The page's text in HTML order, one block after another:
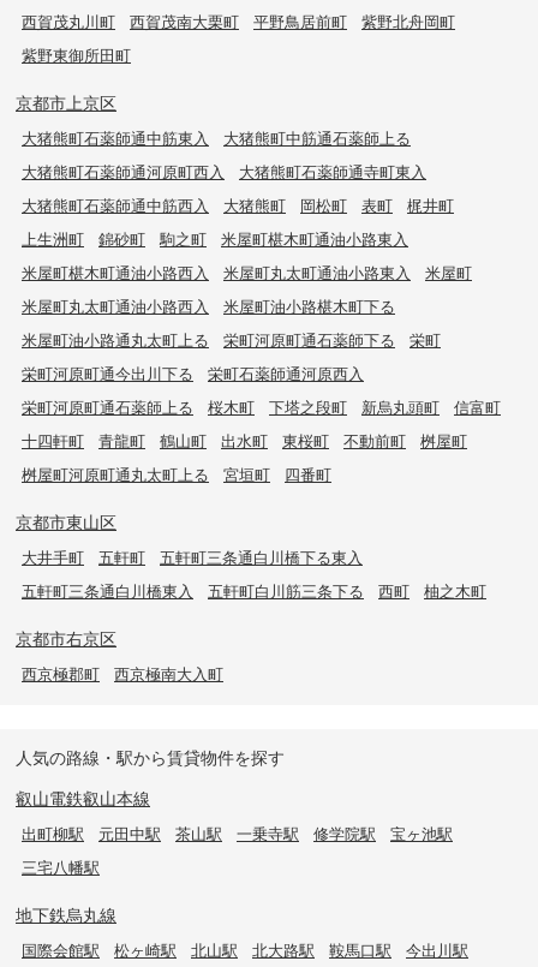
西賀茂丸川町
西賀茂南大栗町 平野鳥居前町
紫野北舟岡町
紫野東御所田町
京都市上京区
大猪熊町石薬師通中筋東入
大猪熊町中筋通石薬師上る
大猪熊町石薬師通河原町西入
大猪熊町石薬師通寺町東入
大猪熊町石薬師通中筋西入
大猪熊町 岡松町 表町
梶井町
上生洲町
錦砂町 駒之町
米屋町椹木町通油小路東入
米屋町椹木町通油小路西入
米屋町丸太町通油小路東入
米屋町
米屋町丸太町通油小路西入
米屋町油小路椹木町下る
米屋町油小路通丸太町上る
栄町河原町通石薬師下る
栄町
栄町河原町通今出川下る
栄町石薬師通河原西入
栄町河原町通石薬師上る
桜木町 下塔之段町 新烏丸頭町
信富町
十四軒町
青龍町 鶴山町 出水町 東桜町 不動前町
桝屋町
桝屋町河原町通丸太町上る
宮垣町 四番町
京都市東山区
大井手町 五軒町
五軒町三条通白川橋下る東入
五軒町三条通白川橋東入
五軒町白川筋三条下る 西町 柚之木町
京都市右京区
西京極郡町 西京極南大入町
人気の路線・駅から賃貸物件を探す
叡山電鉄叡山本線
出町柳駅 元田中駅 茶山駅 一乗寺駅 修学院駅
宝ヶ池駅
三宅八幡駅
地下鉄烏丸線
国際会館駅 松ヶ崎駅 北山駅 北大路駅 鞍馬口駅
今出川駅